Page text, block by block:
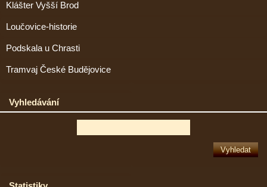
Klášter Vyšší Brod
Loučovice-historie
Podskala u Chrasti
Tramvaj České Budějovice
Vyhledávání